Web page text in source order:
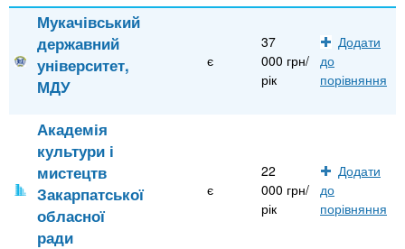
Мукачівський
державний
університет,
МДУ
є
37
000 грн/
рік
Додати
до
порівняння
Академія
культури і
мистецтв
Закарпатської
обласної
ради
є
22
000 грн/
рік
Додати
до
порівняння